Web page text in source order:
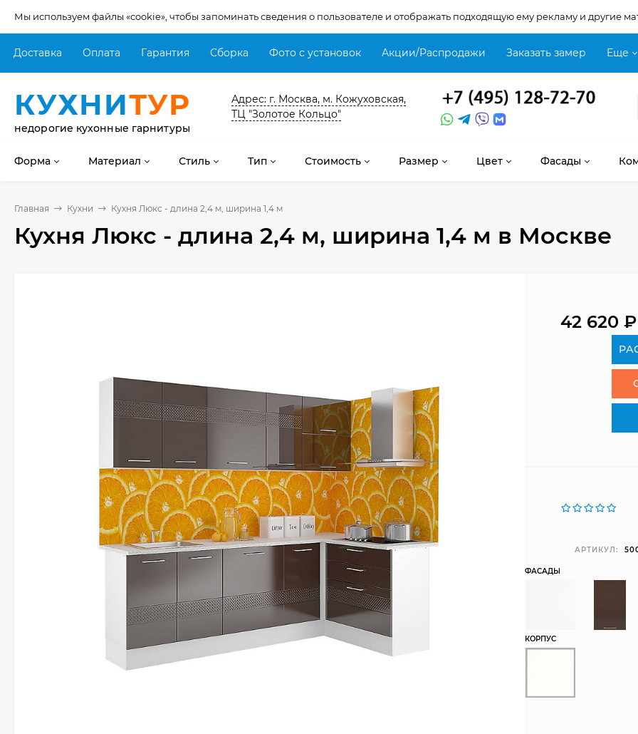
Мы используем файлы «cookie», чтобы запоминать сведения о пользователе и отображать подходящую ему рекламу и другие
Доставка Оплата Гарантия Сборка Фото с установок Акции/Распродажи Заказать замер Еще
КУХНИТУР
недорогие кухонные гарнитуры
Адрес: г. Москва, м. Кожуховская,
ТЦ "Золотое Кольцо"
Форма Материал Стиль Тип Стоимость Размер Цвет Фасады
Главная Кухни Кухня Люкс - длина 2,4 м, ширина 1,4 м
Кухня Люкс - длина 2,4 м, ширина 1,4 м в Москве
42 620₽
АРТИКУЛ:
ФАСАДЫ
КОРПУС